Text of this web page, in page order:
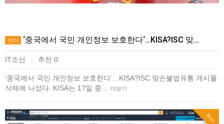
인기 ‘중국에서 국민 개인정보 보호한다‘…KISA?ISC 맞…
IT조선 | 추천 0
‘중국에서 국민 개인정보 보호한다‘…KISA?ISC 맞손불법유통 게시물
삭제에 나섰다. KISA는 17일 중…
더보기
Hot